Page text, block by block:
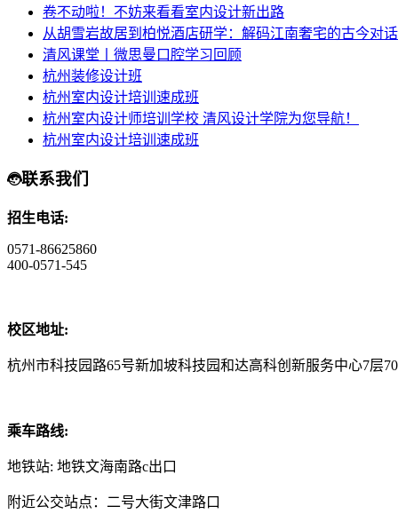
卷不动啦！不妨来看看室内设计新出路
从胡雪岩故居到柏悦酒店研学：解码江南奢宅的古今对话
清风课堂丨微思曼口腔学习回顾
杭州装修设计班
杭州室内设计培训速成班
杭州室内设计师培训学校 清风设计学院为您导航！
杭州室内设计培训速成班
联系我们
招生电话:
0571-86625860
400-0571-545
校区地址:
杭州市科技园路65号新加坡科技园和达高科创新服务中心7层
乘车路线:
地铁站: 地铁文海南路c出口
附近公交站点：二号大街文津路口